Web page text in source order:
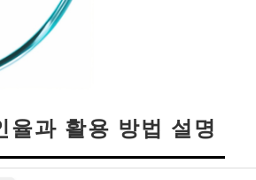
과 활용 방법 설명